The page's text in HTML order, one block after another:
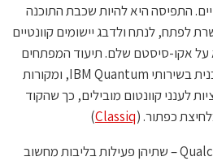
התפיסה היא להיות שכבת התוכנה
לפתח, לנתח ולדבג יישומים קוונטיים
אקו-סיסטם שלם. תיעוד המפתחים
של Classiq כולל תמיכה מובנית בשירותי IBM Quantum, ומקורות
לענני קוונטום מובילים, כך שהקוד
כפתור. (Classiq
)
הצטרפותן של AMD ו-Qualcomm – שתיהן פעילות בליבות מחשוב